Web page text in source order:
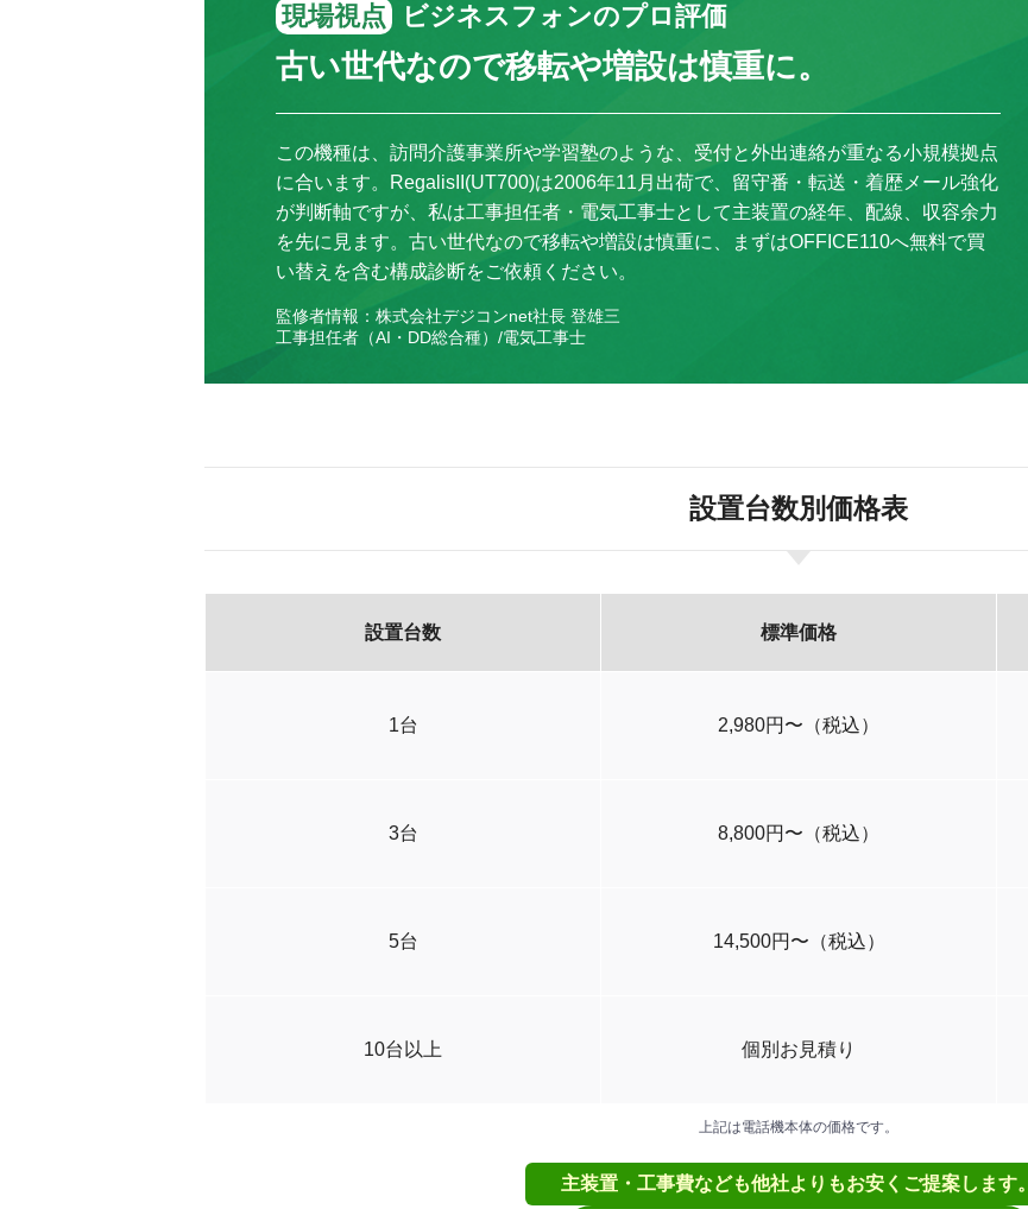
現場視点 ビジネスフォンのプロ評価
古い世代なので移転や増設は慎重に。
この機種は、訪問介護事業所や学習塾のような、受付と外出連絡が重なる小規模拠点
に合います。RegalisII(UT700)は2006年11月出荷で、留守番・転送・着歴メール強化
が判断軸ですが、私は工事担任者・電気工事士として主装置の経年、配線、収容余力
を先に見ます。古い世代なので移転や増設は慎重に、まずはOFFICE110へ無料で買
い替えを含む構成診断をご依頼ください。
監修者情報：株式会社デジコンnet社長 登雄三
工事担任者（AI・DD総合種）/電気工事士
設置台数別価格表
設置台数 標準価格
1台 2,980円〜（税込）
3台 8,800円〜（税込）
5台 14,500円〜（税込）
10台以上 個別お見積り
上記は電話機本体の価格です。
主装置・工事費なども他社よりもお安くご提案します。